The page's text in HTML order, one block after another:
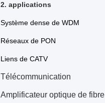
2. applications
Système dense de WDM
Réseaux de PON
Liens de CATV
Télécommunication
Amplificateur optique de fibre